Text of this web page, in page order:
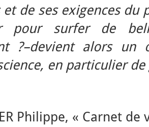
de ses exigences du
pour surfer de
?–devient alors un
en particulier
Philippe, « Carnet de